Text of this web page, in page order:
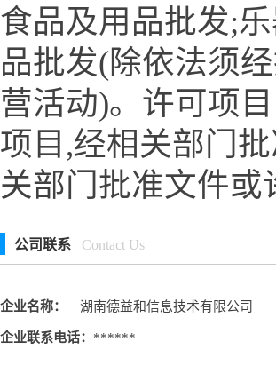
食品及用品批发;
品批发(除依法须
营活动)。许可项
项目,经相关部门
关部门批准文件或
公司联系 Contact Us
企业名称： 湖南德益和信息技术有限公司
企业联系电话： ******